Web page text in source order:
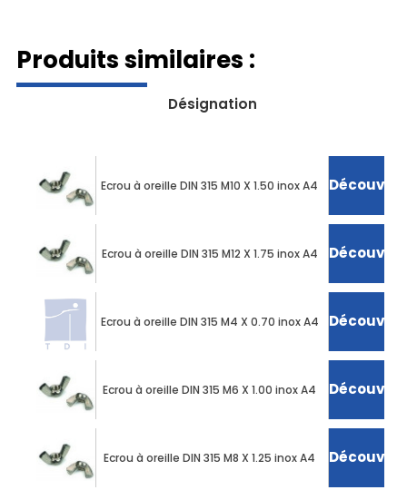
Produits similaires :
Désignation
Ecrou à oreille DIN 315 M10 X 1.50 inox A4
Ecrou à oreille DIN 315 M12 X 1.75 inox A4
Ecrou à oreille DIN 315 M4 X 0.70 inox A4
Ecrou à oreille DIN 315 M6 X 1.00 inox A4
Ecrou à oreille DIN 315 M8 X 1.25 inox A4